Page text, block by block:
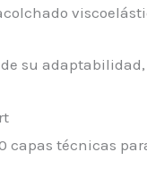
de su
capas técnicas